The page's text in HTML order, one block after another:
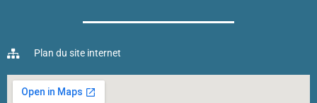
Plan du site internet